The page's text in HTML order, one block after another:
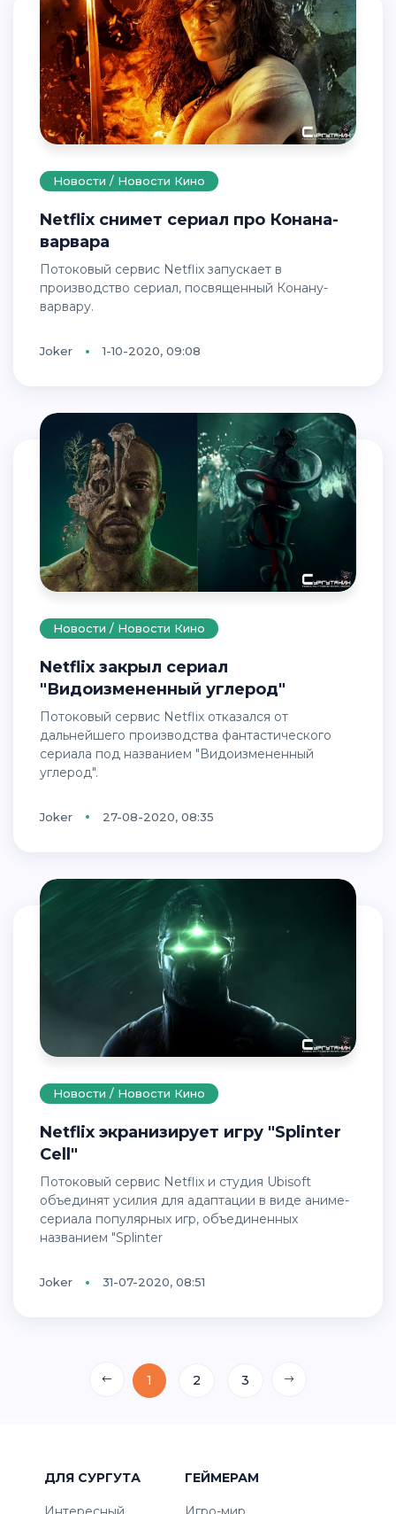
Новости / Новости Кино
Netflix снимет сериал про Конана-
варвара
Потоковый сервис Netflix запускает в
производство сериал, посвященный Конану-
варвару.
Joker 1-10-2020, 09:08
Новости / Новости Кино
Netflix закрыл сериал
"Видоизмененный углерод"
Потоковый сервис Netflix отказался от
дальнейшего производства фантастического
сериала под названием "Видоизмененный
углерод".
Joker 27-08-2020, 08:35
Новости / Новости Кино
Netflix экранизирует игру "Splinter
Cell"
Потоковый сервис Netflix и студия Ubisoft
объединят усилия для адаптации в виде аниме-
сериала популярных игр, объединенных
названием "Splinter
Joker 31-07-2020, 08:51
1 2 3
ДЛЯ СУРГУТА ГЕЙМЕРАМ